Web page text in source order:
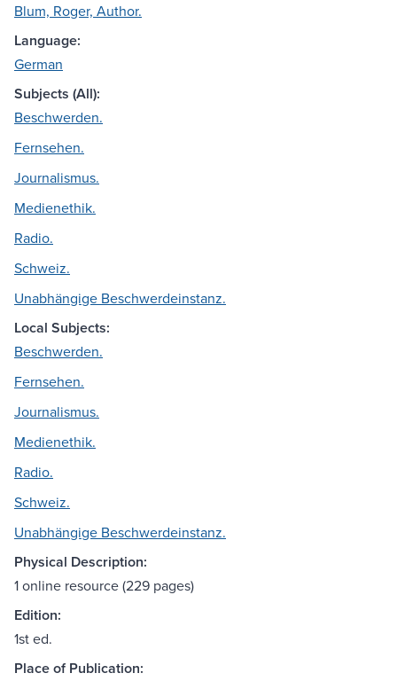
Blum, Roger, Author.
Language:
German
Subjects (All):
Beschwerden.
Fernsehen.
Journalismus.
Medienethik.
Radio.
Schweiz.
Unabhängige Beschwerdeinstanz.
Local Subjects:
Beschwerden.
Fernsehen.
Journalismus.
Medienethik.
Radio.
Schweiz.
Unabhängige Beschwerdeinstanz.
Physical Description:
1 online resource (229 pages)
Edition:
1st ed.
Place of Publication: